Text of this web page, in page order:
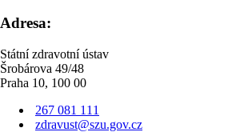
Adresa:
Státní zdravotní ústav
Šrobárova 49/48
Praha 10, 100 00
267 081 111
zdravust@szu.gov.cz